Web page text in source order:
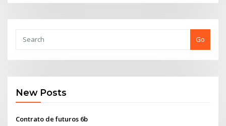
Go
New Posts
Contrato de futuros 6b